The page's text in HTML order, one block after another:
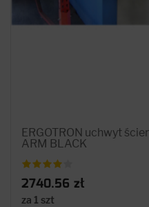
ERGOTRON uchwyt
ARM BLACK
2740.56 zł
za 1 szt